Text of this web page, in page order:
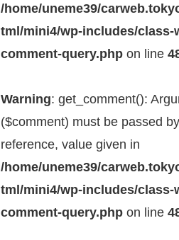
/home/uneme39/
tml/mini4/wp-includes/class-
comment-query.php on line
Warning: get_comment():
($comment) must be passed by
reference, value given in
/home/uneme39/
tml/mini4/wp-includes/class-
comment-query.php on line